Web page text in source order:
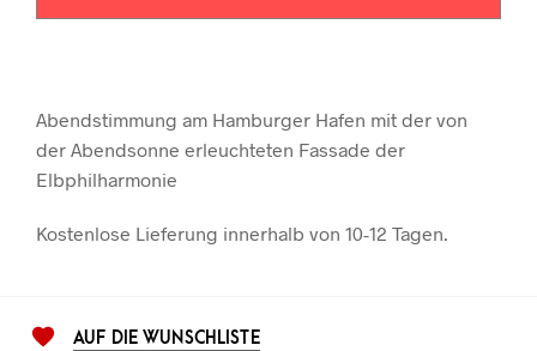
Abendstimmung am Hamburger Hafen mit der von
der Abendsonne erleuchteten Fassade der
Elbphilharmonie
Kostenlose Lieferung innerhalb von 10-12 Tagen.
AUF DIE WUNSCHLISTE